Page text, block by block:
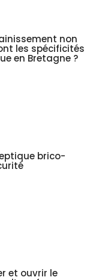
non
les spécificités
en Bretagne ?
brico-
et ouvrir le